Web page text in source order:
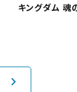
キングダム 魂